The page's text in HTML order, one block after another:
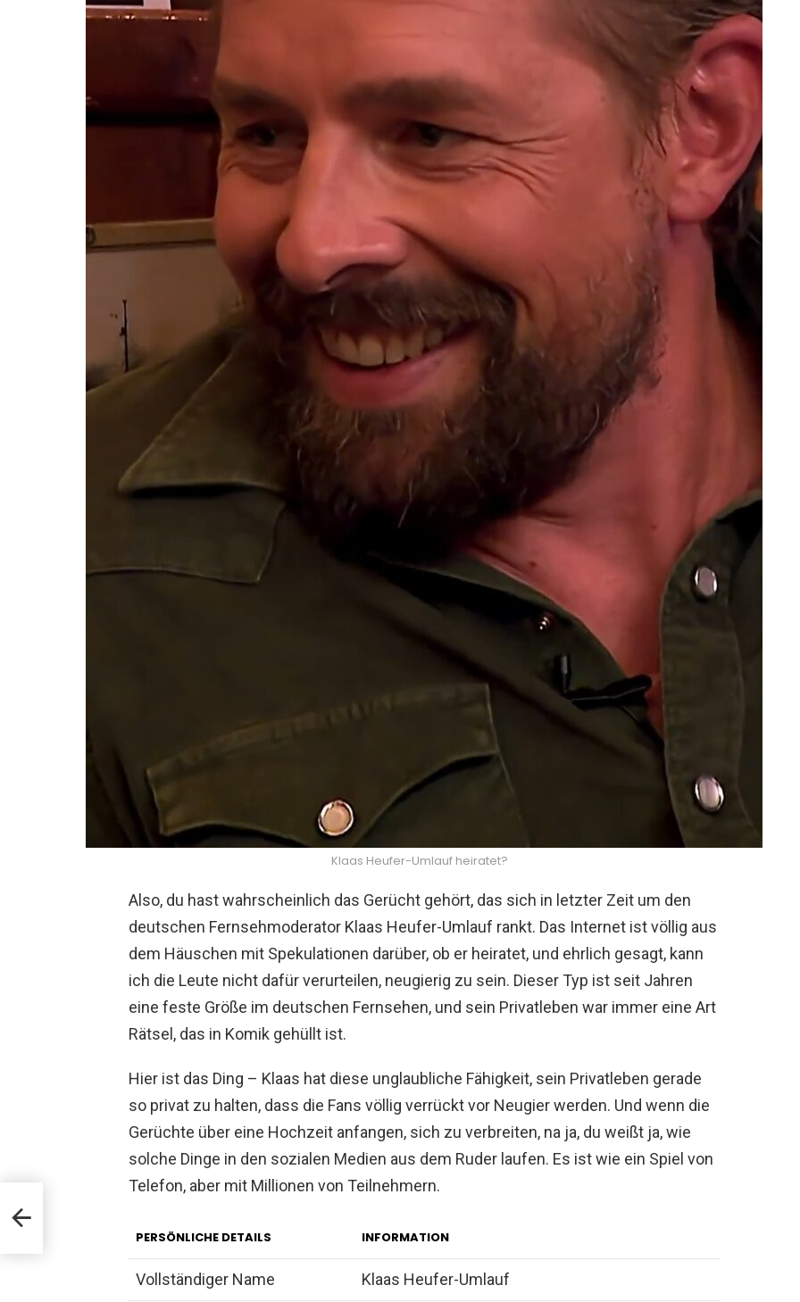
Klaas Heufer-Umlauf heiratet?
Also, du hast wahrscheinlich das Gerücht gehört, das sich in letzter Zeit um den
deutschen Fernsehmoderator Klaas Heufer-Umlauf rankt. Das Internet ist völlig aus
dem Häuschen mit Spekulationen darüber, ob er heiratet, und ehrlich gesagt, kann
ich die Leute nicht dafür verurteilen, neugierig zu sein. Dieser Typ ist seit Jahren
eine feste Größe im deutschen Fernsehen, und sein Privatleben war immer eine Art
Rätsel, das in Komik gehüllt ist.
Hier ist das Ding – Klaas hat diese unglaubliche Fähigkeit, sein Privatleben gerade
so privat zu halten, dass die Fans völlig verrückt vor Neugier werden. Und wenn die
Gerüchte über eine Hochzeit anfangen, sich zu verbreiten, na ja, du weißt ja, wie
solche Dinge in den sozialen Medien aus dem Ruder laufen. Es ist wie ein Spiel von
Telefon, aber mit Millionen von Teilnehmern.
PERSÖNLICHE DETAILS INFORMATION
Vollständiger Name Klaas Heufer-Umlauf